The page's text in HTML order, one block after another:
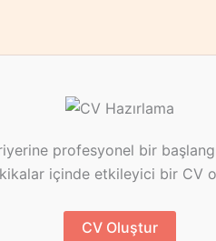
profesyonel bir
içinde etkileyici bir CV
CV Oluştur